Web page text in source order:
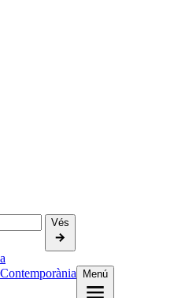
Vés
Menú